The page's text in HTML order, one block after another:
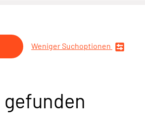
Weniger Suchoptionen